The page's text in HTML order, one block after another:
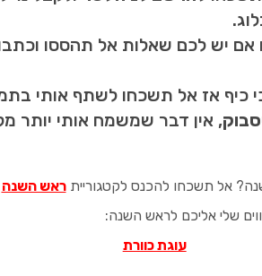
יש לכם שאלות אל תהססו וכתבו
כיף אז אל תשכחו לשתף אותי
, אין דבר שמשמח אותי יותר
אל תשכחו להכנס לקטגורייתראש השנה
שלי אליכם לראש השנה:
עוגת כוורת